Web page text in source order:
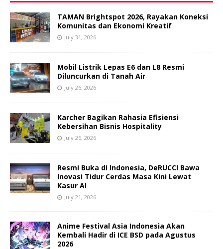
TAMAN Brightspot 2026, Rayakan Koneksi
Komunitas dan Ekonomi Kreatif
July 31, 2026
Mobil Listrik Lepas E6 dan L8 Resmi
Diluncurkan di Tanah Air
July 26, 2026
Karcher Bagikan Rahasia Efisiensi
Kebersihan Bisnis Hospitality
July 26, 2026
Resmi Buka di Indonesia, DeRUCCI Bawa
Inovasi Tidur Cerdas Masa Kini Lewat
Kasur AI
July 21, 2026
Anime Festival Asia Indonesia Akan
Kembali Hadir di ICE BSD pada Agustus
2026